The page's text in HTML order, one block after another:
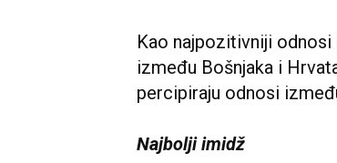
Kao najpozitivniji
između Bošnjaka i
percipiraju odnosi
Najbolji imidž